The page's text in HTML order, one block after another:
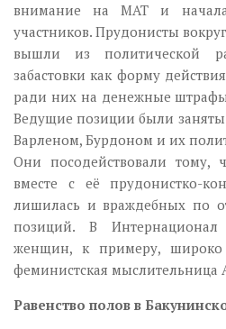
внимание на МАТ и
участников. Прудонисты
вышли из политической
забастовки как форму
ради них на денежные
Ведущие позиции были
Варленом, Бурдоном и их
Они посодействовали
вместе с её прудонистко-
лишилась и враждебных по
позиций. В
женщин, к примеру, широко
феминистская мыслительница
Равенство полов в